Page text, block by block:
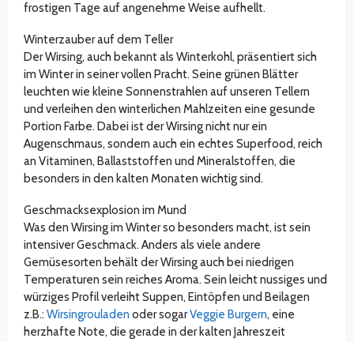
frostigen Tage auf angenehme Weise aufhellt.
Winterzauber auf dem Teller
Der Wirsing, auch bekannt als Winterkohl, präsentiert sich
im Winter in seiner vollen Pracht. Seine grünen Blätter
leuchten wie kleine Sonnenstrahlen auf unseren Tellern
und verleihen den winterlichen Mahlzeiten eine gesunde
Portion Farbe. Dabei ist der Wirsing nicht nur ein
Augenschmaus, sondern auch ein echtes Superfood, reich
an Vitaminen, Ballaststoffen und Mineralstoffen, die
besonders in den kalten Monaten wichtig sind.
Geschmacksexplosion im Mund
Was den Wirsing im Winter so besonders macht, ist sein
intensiver Geschmack. Anders als viele andere
Gemüsesorten behält der Wirsing auch bei niedrigen
Temperaturen sein reiches Aroma. Sein leicht nussiges und
würziges Profil verleiht Suppen, Eintöpfen und Beilagen
z.B.: Wirsingrouladen oder sogarVeggie Burgern, eine
herzhafte Note, die gerade in der kalten Jahreszeit